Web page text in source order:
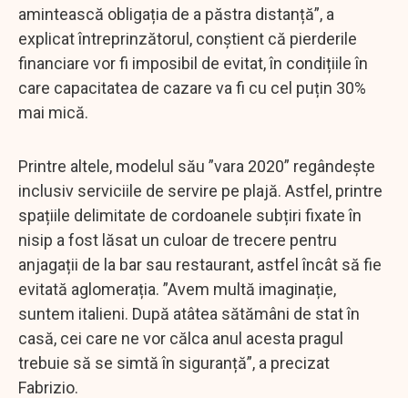
amintească obligația de a păstra distanță”, a
explicat întreprinzătorul, conștient că pierderile
financiare vor fi imposibil de evitat, în condițiile în
care capacitatea de cazare va fi cu cel puțin 30%
mai mică.
Printre altele, modelul său ”vara 2020” regândește
inclusiv serviciile de servire pe plajă. Astfel, printre
spațiile delimitate de cordoanele subțiri fixate în
nisip a fost lăsat un culoar de trecere pentru
anjagații de la bar sau restaurant, astfel încât să fie
evitată aglomerația. ”Avem multă imaginație,
suntem italieni. După atâtea sătămâni de stat în
casă, cei care ne vor călca anul acesta pragul
trebuie să se simtă în siguranță”, a precizat
Fabrizio.